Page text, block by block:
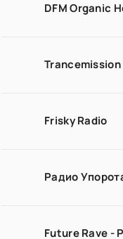
DFM Organic
Frisky Radio
Радио
Future Rave -